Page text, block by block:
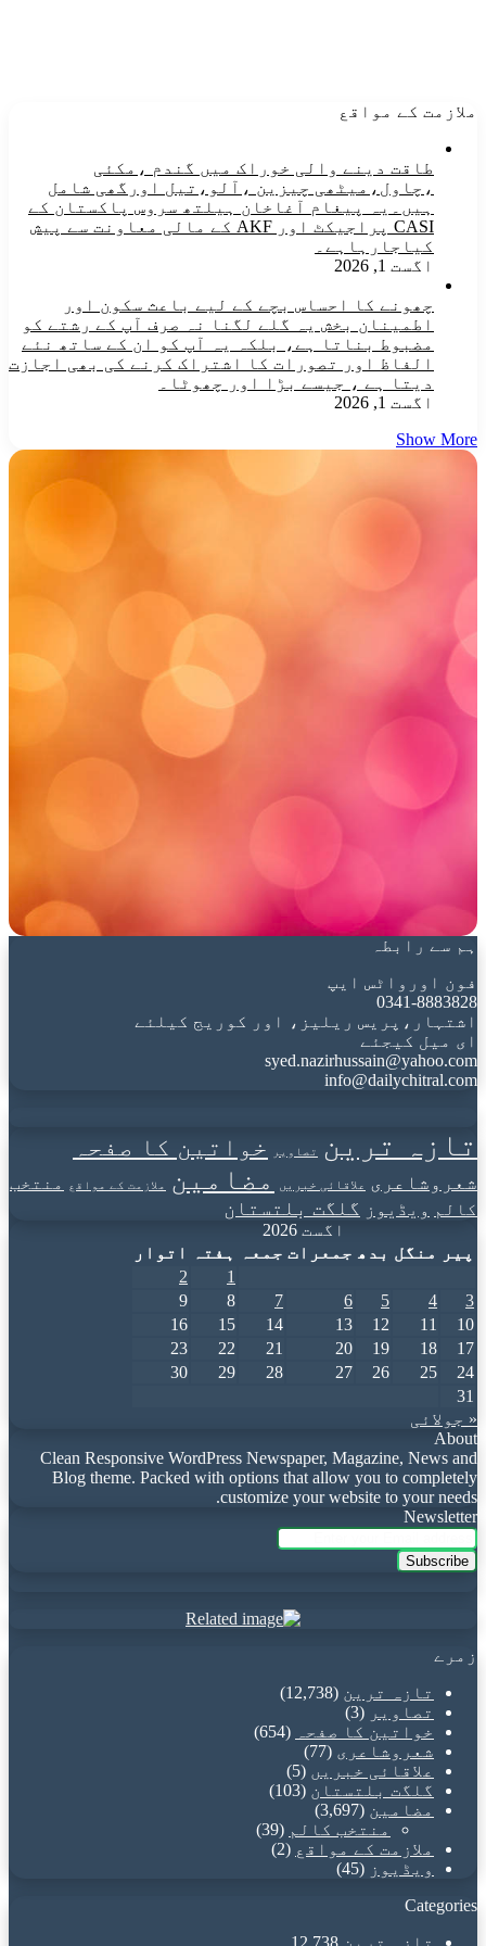
ملازمت کے مواقع
طاقت دینے والی خوراک میں گندم ،مکئی
،چاول،میٹھی چیزین ،آلو،تیل اورگھی شامل
ہیں۔یہ پیغام آغاخان ہیلتھ سروس پاکستان کے
CASI پراجیکٹ اور AKF کے مالی معاونت سے پیش
کیاجارہاہے۔
اگست 1, 2026
چھونے کا احساس بچے کے لیے باعث سکون اور
اطمینان بخش یہ گلے لگنا نہ صرف آپ کے رشتے کو
مضبوط بناتا ہے، بلکہ یہ آپ کو ان کے ساتھ نئے
الفاظ اور تصورات کا اشتراک کرنے کی بھی اجازت
دیتا ہے ، جیسے بڑا اور چھوٹا۔
اگست 1, 2026
Show More
ہم سے رابطہ
فون اورواٹس ایپ
0341-8883828
اشتہار،پریس ریلیز، اور کوریج کیلئے
ای میل کیجئے
syed.nazirhussain@yahoo.com
info@dailychitral.com
تازہ ترین تصاویر خواتین کا صفحہ
شعروشاعری علاقائی خبریں مضامین ملازمت کے مواقع
منتخب
کالم ویڈیوز گلگت بلتستان
اگست 2026
پیر
منگل بدھ جمعرات جمعہ ہفتہ
اتوار
1
2
3
4
5
6
7
8
9
10
11
12
13
14
15
16
17
18
19
20
21
22
23
24
25
26
27
28
29
30
31
« جولائی
About
Clean Responsive WordPress Newspaper, Magazine, News and
Blog theme. Packed with options that allow you to completely
customize your website to your needs.
Newsletter
Enter
your
Email
زمرے
تازہ ترین (12,738)
تصاویر (3)
خواتین کا صفحہ
(654)
شعروشاعری (77)
علاقائی خبریں (5)
گلگت بلتستان (103)
مضامین (3,697)
منتخب کالم (39)
ملازمت کے مواقع (2)
ویڈیوز (45)
Categories